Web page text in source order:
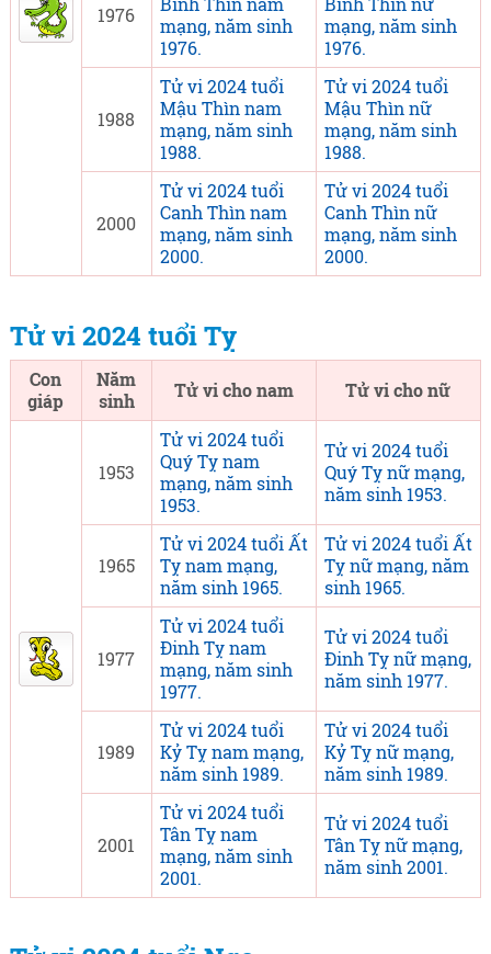
1976
mạng, năm sinh
1976.
mạng, năm sinh
1976.
1988
Tử vi 2024 tuổi
Mậu Thìn nam
mạng, năm sinh
1988.
Tử vi 2024 tuổi
Mậu Thìn nữ
mạng, năm sinh
1988.
2000
Tử vi 2024 tuổi
Canh Thìn nam
mạng, năm sinh
2000.
Tử vi 2024 tuổi
Canh Thìn nữ
mạng, năm sinh
2000.
Tử vi 2024 tuổi Tỵ
Con
giáp
Năm
sinh
Tử vi cho nam Tử vi cho nữ
1953
Tử vi 2024 tuổi
Quý Tỵ nam
mạng, năm sinh
1953.
Tử vi 2024 tuổi
Quý Tỵ nữ mạng,
năm sinh 1953.
1965
Tử vi 2024 tuổi Ất
Tỵ nam mạng,
năm sinh 1965.
Tử vi 2024 tuổi Ất
Tỵ nữ mạng, năm
sinh 1965.
1977
Tử vi 2024 tuổi
Đinh Tỵ nam
mạng, năm sinh
1977.
Tử vi 2024 tuổi
Đinh Tỵ nữ mạng,
năm sinh 1977.
1989
Tử vi 2024 tuổi
Kỷ Tỵ nam mạng,
năm sinh 1989.
Tử vi 2024 tuổi
Kỷ Tỵ nữ mạng,
năm sinh 1989.
2001
Tử vi 2024 tuổi
Tân Tỵ nam
mạng, năm sinh
2001.
Tử vi 2024 tuổi
Tân Tỵ nữ mạng,
năm sinh 2001.